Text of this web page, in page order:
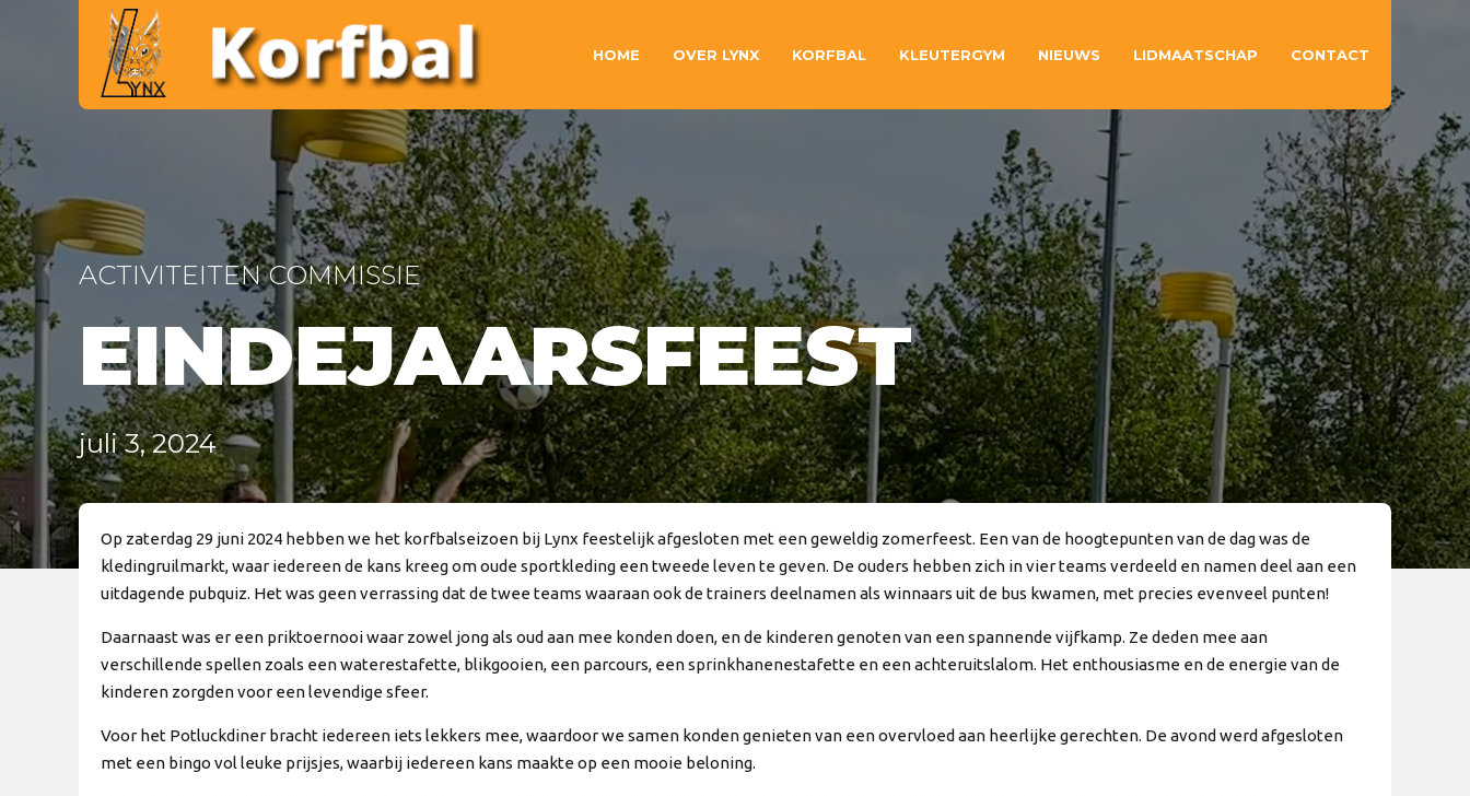
HOME OVER LYNX KORFBAL KLEUTERGYM NIEUWS LIDMAATSCHAP CONTACT
ACTIVITEITEN COMMISSIE
EINDEJAARSFEEST
juli 3, 2024
Op zaterdag 29 juni 2024 hebben we het korfbalseizoen bij Lynx feestelijk afgesloten met een geweldig zomerfeest. Een van de hoogtepunten van de dag was de
kledingruilmarkt, waar iedereen de kans kreeg om oude sportkleding een tweede leven te geven. De ouders hebben zich in vier teams verdeeld en namen deel aan een
uitdagende pubquiz. Het was geen verrassing dat de twee teams waaraan ook de trainers deelnamen als winnaars uit de bus kwamen, met precies evenveel punten!
Daarnaast was er een priktoernooi waar zowel jong als oud aan mee konden doen, en de kinderen genoten van een spannende vijfkamp. Ze deden mee aan
verschillende spellen zoals een waterestafette, blikgooien, een parcours, een sprinkhanenestafette en een achteruitslalom. Het enthousiasme en de energie van de
kinderen zorgden voor een levendige sfeer.
Voor het Potluckdiner bracht iedereen iets lekkers mee, waardoor we samen konden genieten van een overvloed aan heerlijke gerechten. De avond werd afgesloten
met een bingo vol leuke prijsjes, waarbij iedereen kans maakte op een mooie beloning.